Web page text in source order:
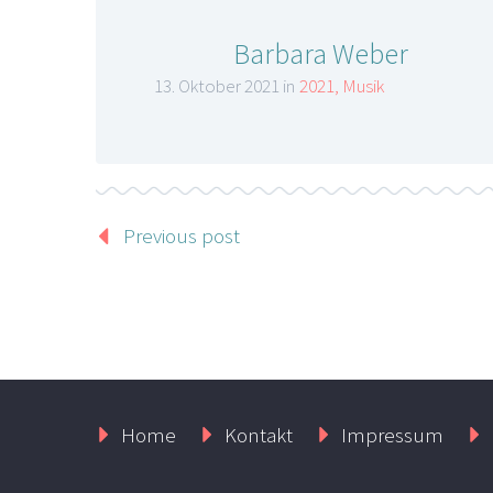
Barbara Weber
13. Oktober 2021 in 2021, Musik
Previous post
Home Kontakt Impressum